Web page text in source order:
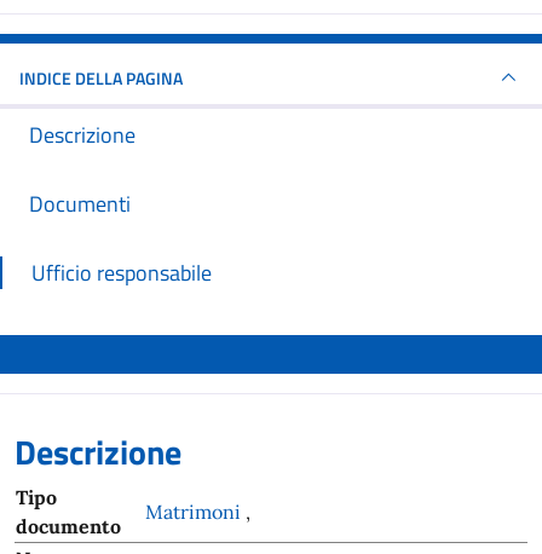
INDICE DELLA PAGINA
Descrizione
Documenti
Ufficio responsabile
Descrizione
Tipo
documento
Matrimoni ,